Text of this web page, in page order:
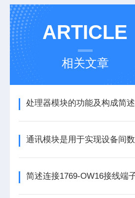
ARTICLE
相关文章
处理器模块的功能及构成简述